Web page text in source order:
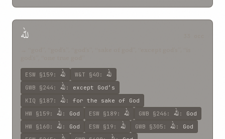
للّه
ESW §159 : للّه W&T §40 : للّه
GWB §244 : للّه : except God’s
KIQ §187 : للّه : for the sake of God
HW §159 : للّه : God ESW §189 : للّه GWB §246 : للّه : God
HW §160 : للّه : God ESW §19 : للّه GWB §305 : للّه : God